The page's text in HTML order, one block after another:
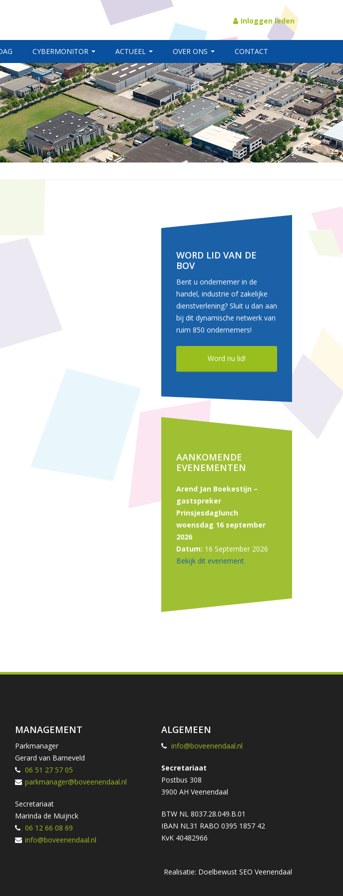
Inloggen leden
CYBERMONITOR ACTUEEL OVER ONS CONTACT
WORD LID VAN DE
BOV
Bent u ondernemer in de
handel, industrie of zakelijke
dienstverlening? Sluit u dan aan
bij dit dynamische netwerk van
ruim 850 ondernemers!
Word nu lid!
AANKOMENDE
EVENEMENTEN
Arend Jan Boekestijn –
gastspreker
Prinsjesdaglunch
woensdag 16 september
2026
Datum: 16 September 2026
Bekijk dit evenement
MANAGEMENT
Parkmanager
Gerard van Barneveld
06 51 27 57 05
parkmanager@boveenendaal.nl
Secretariaat
Marinda de Muijnck
06 12 66 08 69
info@boveenendaal.nl
ALGEMEEN
info@boveenendaal.nl
Secretariaat
Postbus 308
3900 AH Veenendaal
BTW NL 8037.28.049.B.01
IBAN NL31 RABO 0395 1857 42
KvK 40482966
Realisatie: Doelbewust SEO Veenendaal